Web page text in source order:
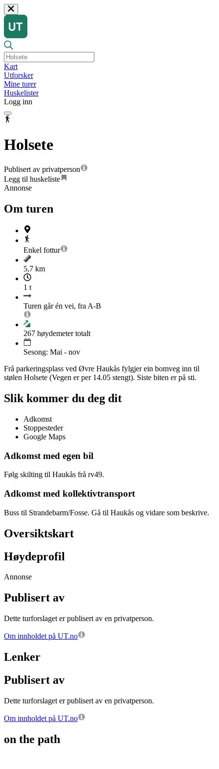
Kart
Utforsker
Mine turer
Huskelister
Logg inn
Holsete
Publisert av privatperson
Legg til huskeliste
Annonse
Om turen
Enkel fottur
5,7 km
1 t
Turen går én vei, fra A-B
267 høydemeter totalt
Sesong: Mai - nov
Frå parkeringsplass ved Øvre Haukås fylgjer ein bomveg inn til
stølen Holsete (Vegen er per 14.05 stengt). Siste biten er på sti.
Slik kommer du deg dit
Adkomst
Stoppesteder
Google Maps
Adkomst med egen bil
Følg skilting til Haukås frå rv49.
Adkomst med kollektivtransport
Buss til Strandebarm/Fosse. Gå til Haukås og vidare som beskrive.
Oversiktskart
Høydeprofil
Annonse
Publisert av
Dette turforslaget er publisert av en privatperson.
Om innholdet på UT.no
Lenker
Publisert av
Dette turforslaget er publisert av en privatperson.
Om innholdet på UT.no
on the path